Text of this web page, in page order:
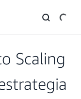
Scaling